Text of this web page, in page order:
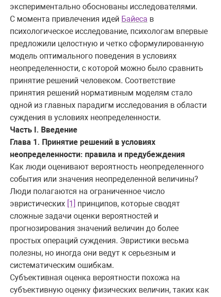
экспериментально обоснованы исследователями.
С момента привлечения идей Байеса в
психологическое исследование, психологам впервые
предложили целостную и четко сформулированную
модель оптимального поведения в условиях
неопределенности, с которой можно было сравнить
принятие решений человеком. Соответствие
принятия решений нормативным моделям стало
одной из главных парадигм исследования в области
суждения в условиях неопределенности.
Часть I. Введение
Глава 1. Принятие решений в условиях
неопределенности: правила и предубеждения
Как люди оценивают вероятность неопределенного
события или значения неопределенной величины?
Люди полагаются на ограниченное число
эвристических [1]
принципов, которые сводят
сложные задачи оценки вероятностей и
прогнозирования значений величин до более
простых операций суждения. Эвристики весьма
полезны, но иногда они ведут к серьезным и
систематическим ошибкам.
Субъективная оценка вероятности похожа на
субъективную оценку физических величин, таких как